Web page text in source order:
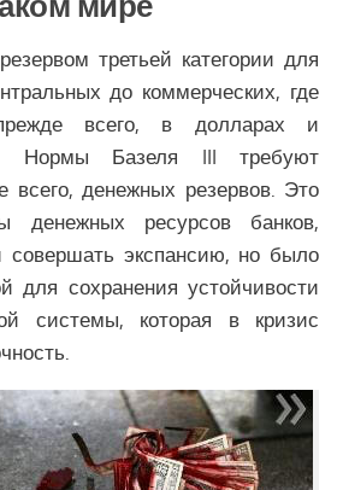
третьей категории для
до коммерческих, где
всего, в долларах и
Нормы Базеля III требуют
всего, денежных резервов. Это
денежных ресурсов банков,
совершать экспансию, но было
для сохранения устойчивости
системы, которая в кризис